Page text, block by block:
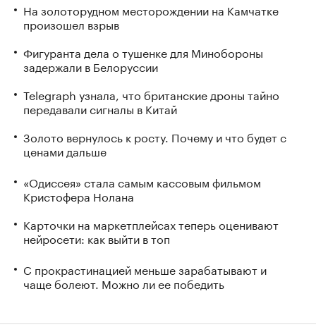
На золоторудном месторождении на Камчатке
произошел взрыв
Фигуранта дела о тушенке для Минобороны
задержали в Белоруссии
Telegraph узнала, что британские дроны тайно
передавали сигналы в Китай
Золото вернулось к росту. Почему и что будет с
ценами дальше
«Одиссея» стала самым кассовым фильмом
Кристофера Нолана
Карточки на маркетплейсах теперь оценивают
нейросети: как выйти в топ
С прокрастинацией меньше зарабатывают и
чаще болеют. Можно ли ее победить